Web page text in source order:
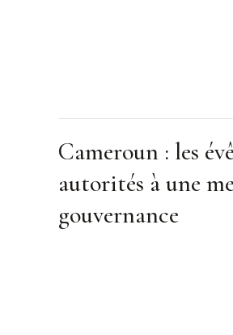
Cameroun : les
autorités à une
gouvernance